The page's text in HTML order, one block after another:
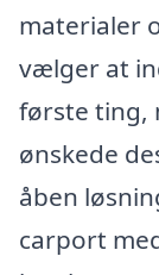
materialer
vælger at
første ting,
ønskede
åben
carport